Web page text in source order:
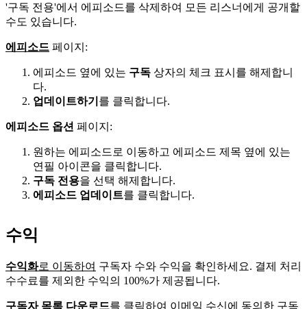
'구독 전용'에서 에피소드를 삭제하여 모든 리스너에게 공개할
수도 있습니다.
에피소드 페이지:
에피소드 옆에 있는 구독 상자의 체크 표시를 해제합니
다.
업데이트하기 를 클릭합니다.
에피소드 옵션 페이지:
원하는 에피소드로 이동하고 에피소드 제목 옆에 있는
연필 아이콘을 클릭합니다.
구독 전용을 선택 해제합니다.
에피소드 업데이트를 클릭합니다.
수익
수익화로 이동하여 구독자 수와 수익을 확인하세요. 결제 처리
수수료를 제외한 수익의 100%가 제공됩니다.
구독자 목록 다운로드를 클릭하여 이메일 수신에 동의한 구독